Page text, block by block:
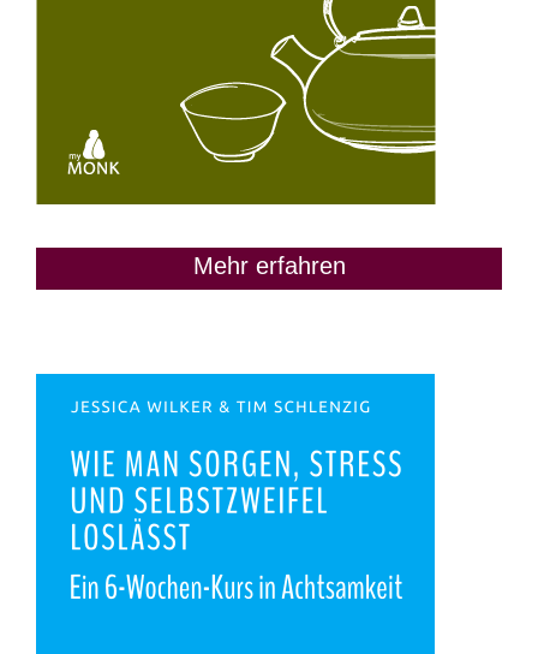
Mehr erfahren